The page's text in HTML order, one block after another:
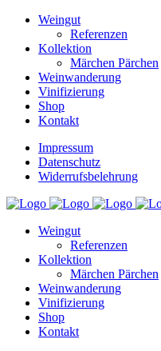
Weingut
Referenzen
Kollektion
Märchen Pärchen
Weinwanderung
Vinifizierung
Shop
Kontakt
Impressum
Datenschutz
Widerrufsbelehrung
Weingut
Referenzen
Kollektion
Märchen Pärchen
Weinwanderung
Vinifizierung
Shop
Kontakt